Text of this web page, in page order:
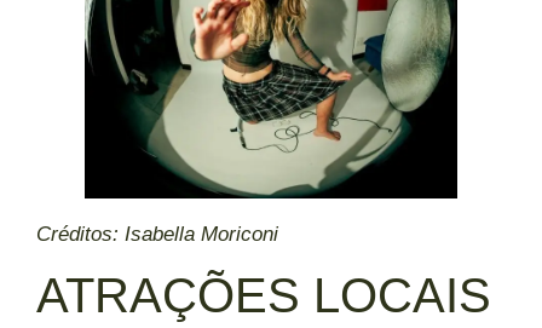
Créditos: Isabella Moriconi
ATRAÇÕES LOCAIS